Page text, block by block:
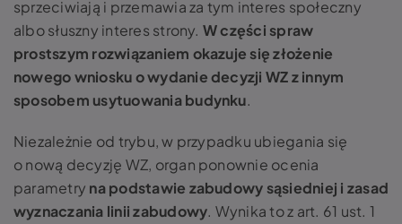
sprzeciwiają i przemawia za tym interes społeczny
albo słuszny interes strony. W części spraw
prostszym rozwiązaniem okazuje się złożenie
nowego wniosku o wydanie decyzji WZ z innym
sposobem usytuowania budynku.
Niezależnie od trybu, w przypadku ubiegania się
o nową decyzję WZ, organ ponownie ocenia
parametry na podstawie zabudowy sąsiedniej i zasad
wyznaczania linii zabudowy. Wynika to z art. 61 ust. 1